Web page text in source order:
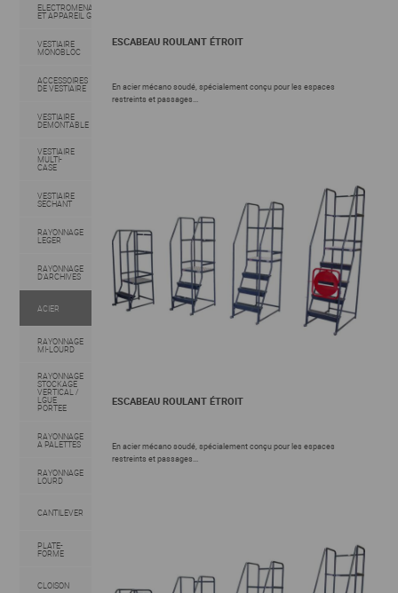
ELECTROMENAGER
ET APPAREIL GAZ
VESTIAIRE
MONOBLOC
ACCESSOIRES
DE VESTIAIRE
VESTIAIRE
DEMONTABLE
VESTIAIRE
MULTI-
CASE
VESTIAIRE
SECHANT
RAYONNAGE
LEGER
RAYONNAGE
D'ARCHIVES
ACIER
RAYONNAGE
MI-LOURD
RAYONNAGE
STOCKAGE
VERTICAL /
LGUE
PORTEE
RAYONNAGE
A PALETTES
RAYONNAGE
LOURD
CANTILEVER
PLATE-
FORME
CLOISON
ESCABEAU ROULANT ÉTROIT
En acier mécano soudé, spécialement conçu pour les espaces
restreints et passages...
ESCABEAU ROULANT ÉTROIT
En acier mécano soudé, spécialement conçu pour les espaces
restreints et passages...